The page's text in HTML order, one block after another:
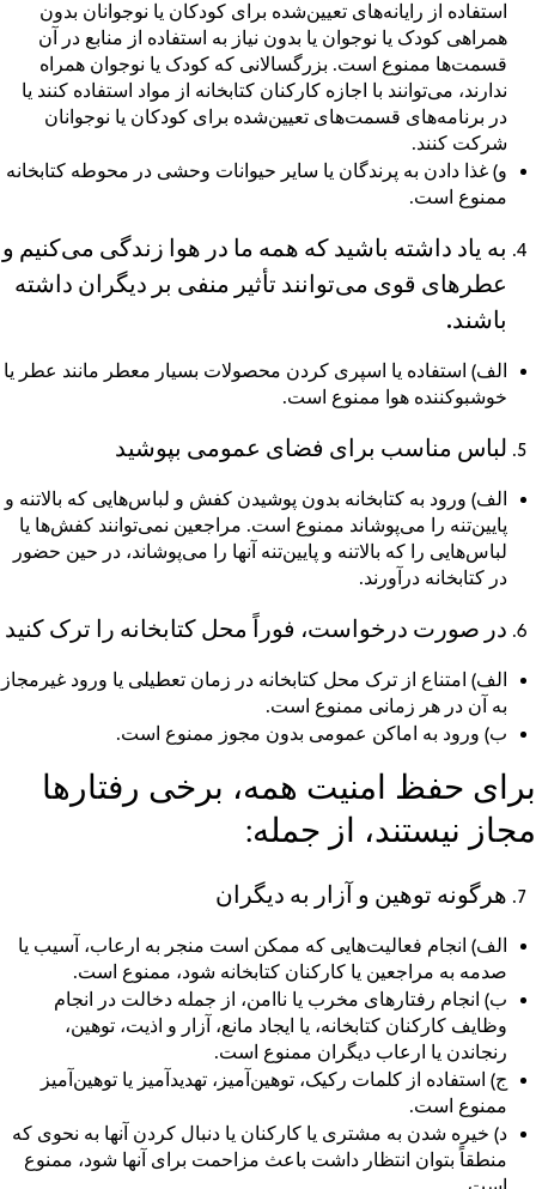
استفاده از رایانه‌های تعیین‌شده برای کودکان یا نوجوانان بدون
همراهی کودک یا نوجوان یا بدون نیاز به استفاده از منابع در آن
قسمت‌ها ممنوع است. بزرگسالانی که کودک یا نوجوان همراه
ندارند، می‌توانند با اجازه کارکنان کتابخانه از مواد استفاده کنند یا
در برنامه‌های قسمت‌های تعیین‌شده برای کودکان یا نوجوانان
شرکت کنند.
و) غذا دادن به پرندگان یا سایر حیوانات وحشی در محوطه کتابخانه
ممنوع است.
به یاد داشته باشید که همه ما در هوا زندگی می‌کنیم و
عطرهای قوی می‌توانند تأثیر منفی بر دیگران داشته
باشند.
الف) استفاده یا اسپری کردن محصولات بسیار معطر مانند عطر یا
خوشبوکننده هوا ممنوع است.
لباس مناسب برای فضای عمومی بپوشید
الف) ورود به کتابخانه بدون پوشیدن کفش و لباس‌هایی که بالاتنه و
پایین‌تنه را می‌پوشاند ممنوع است. مراجعین نمی‌توانند کفش‌ها یا
لباس‌هایی را که بالاتنه و پایین‌تنه آنها را می‌پوشاند، در حین حضور
در کتابخانه درآورند.
در صورت درخواست، فوراً محل کتابخانه را ترک کنید
الف) امتناع از ترک محل کتابخانه در زمان تعطیلی یا ورود غیرمجاز
به آن در هر زمانی ممنوع است.
ب) ورود به اماکن عمومی بدون مجوز ممنوع است.
برای حفظ امنیت همه، برخی رفتارها
مجاز نیستند، از جمله:
هرگونه توهین و آزار به دیگران
الف) انجام فعالیت‌هایی که ممکن است منجر به ارعاب، آسیب یا
صدمه به مراجعین یا کارکنان کتابخانه شود، ممنوع است.
ب) انجام رفتارهای مخرب یا ناامن، از جمله دخالت در انجام
وظایف کارکنان کتابخانه، یا ایجاد مانع، آزار و اذیت، توهین،
رنجاندن یا ارعاب دیگران ممنوع است.
ج) استفاده از کلمات رکیک، توهین‌آمیز، تهدیدآمیز یا توهین‌آمیز
ممنوع است.
د) خیره شدن به مشتری یا کارکنان یا دنبال کردن آنها به نحوی که
منطقاً بتوان انتظار داشت باعث مزاحمت برای آنها شود، ممنوع